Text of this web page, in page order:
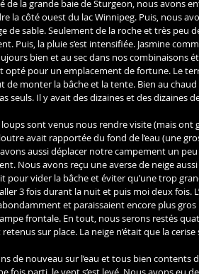
de la grande baie de Sturgeon, nous avons
la côté ouest du lac Winnipeg. Puis, nous
de sable. Seulement de la roche et très peu
Puis, la pluie s’est intensifiée. Jasmine
bien et au sec dans nos combinaisons
opté pour un emplacement de fortune. Le
de monter la bâche et la tente. Bien au
seuls. Il y avait des dizaines et des dizaines
sont venus nous rendre visite (mais
avait rapportée du fond de l’eau (une
aussi déplacer notre campement un
Nous avons reçu une averse de neige
pour vider la bâche et éviter qu’une trop
3 fois durant la nuit et puis moi deux fois.
et paraissaient encore plus gros
frontale. En tout, nous serons restés
sur place. La neige n’était que la
de nouveau sur l’eau et tous bien contents